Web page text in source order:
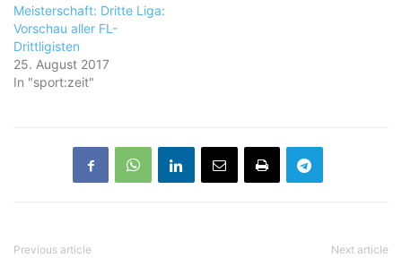
Meisterschaft: Dritte Liga:
Vorschau aller FL-
Drittligisten
25. August 2017
In "sport:zeit"
Previous article Next article